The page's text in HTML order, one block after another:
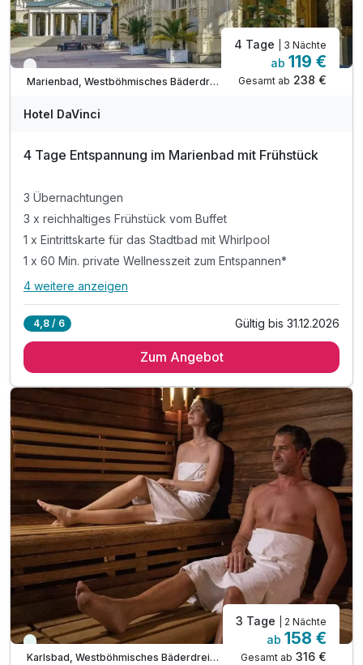
Verfügbar bis Dezember
Marienbad, Westböhmisches Bäderdreieck
4 Tage | 3 Nächte
ab 119 €
Gesamt ab 238 €
Hotel DaVinci
4 Tage Entspannung im Marienbad mit Frühstück
3 Übernachtungen
3 x reichhaltiges Frühstück vom Buffet
1 x Eintrittskarte für das Stadtbad mit Whirlpool
1 x 60 Min. private Wellnesszeit zum Entspannen*
Alle Inklusivleistungen
3 x reichhaltiges Frühstück vom Buffet
1 x 60 Min. private Wellnesszeit zum Entspannen*
10% Rabattgutschein für den Boheminium
inkl. alkoholfreie Getränke in der Minibar
inkl. WLAN Nutzung im Hotel
4 weitere anzeigen
4,8 / 6 Gültig bis 31.12.2026
Zum Angebot
Viele Termine frei
Karlsbad, Westböhmisches Bäderdreieck
3 Tage | 2 Nächte
ab 158 €
Gesamt ab 316 €